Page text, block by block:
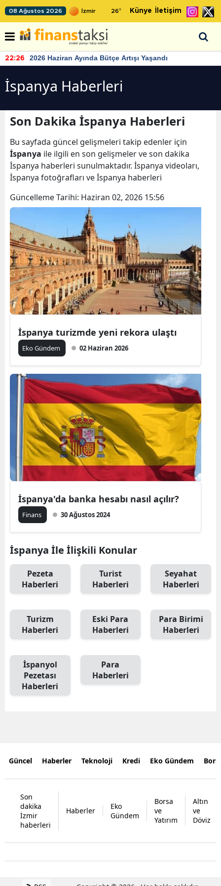
08 Ağustos 2026 26° Künye İletişim
22:26 2026 Haziran Ayında Bütçe Artışı Yaşandı
İspanya Haberleri
Son Dakika İspanya Haberleri
Bu sayfada güncel gelişmeleri takip edenler için
İspanya ile ilgili en son gelişmeler ve son dakika
İspanya haberleri sunulmaktadır. İspanya videoları,
İspanya fotoğrafları ve İspanya haberleri
Güncelleme Tarihi: Haziran 02, 2026 15:56
İspanya turizmde yeni rekora ulaştı
Eko Gündem 02 Haziran 2026
İspanya'da banka hesabı nasıl açılır?
Finans 30 Ağustos 2024
İspanya İle İlişkili Konular
Pezeta
Haberleri
Turist
Haberleri
Seyahat
Haberleri
Turizm
Haberleri
Eski Para
Haberleri
Para Birimi
Haberleri
İspanyol
Pezetası
Haberleri
Para
Haberleri
Güncel Haberler Teknoloji Kredi Eko Gündem
Son
dakika
İzmir
haberleri
Haberler
Eko
Gündem
Borsa
ve
Yatırım
Altın
ve
Döviz